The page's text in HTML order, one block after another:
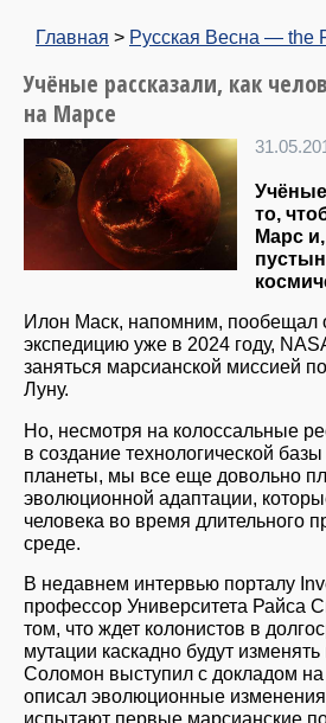
Главная > Русская Весна — the
Учёные рассказали, как
на Марсе
то,
Марс
Илон Маск, напомним, пообещал
экспедицию уже в 2024 году,
заняться марсианской миссией
Луну.
Но, несмотря на колоссальные
в создание технологической
планеты, мы все еще довольно
эволюционной адаптации,
человека во время длительного
среде.
В недавнем интервью порталу
профессор Университета Райса
том, что ждет колонистов в
мутации каскадно будут
Соломон выступил с докладом
описал эволюционные
испытают первые марсианские